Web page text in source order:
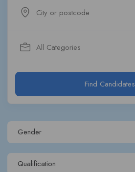
City or postcode
All Categories
Find Candidates
Gender
Qualification